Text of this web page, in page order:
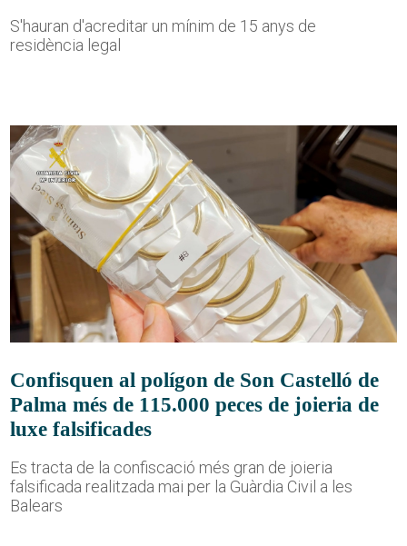
S'hauran d'acreditar un mínim de 15 anys de
residència legal
Confisquen al polígon de Son Castelló de
Palma més de 115.000 peces de joieria de
luxe falsificades
Es tracta de la confiscació més gran de joieria
falsificada realitzada mai per la Guàrdia Civil a les
Balears